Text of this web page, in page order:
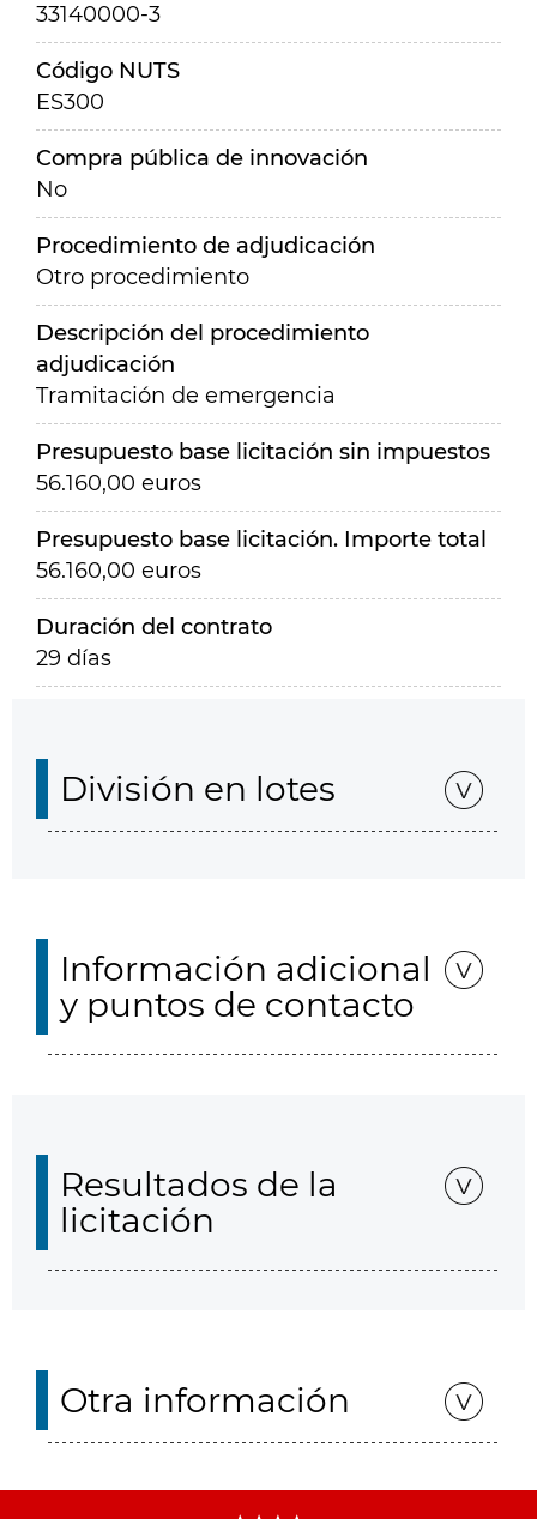
33140000-3
Código NUTS
ES300
Compra pública de innovación
No
Procedimiento de adjudicación
Otro procedimiento
Descripción del procedimiento
adjudicación
Tramitación de emergencia
Presupuesto base licitación sin impuestos
56.160,00 euros
Presupuesto base licitación. Importe total
56.160,00 euros
Duración del contrato
29 días
División en lotes
Información adicional
y puntos de contacto
Resultados de la
licitación
Otra información